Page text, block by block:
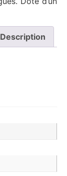
Description